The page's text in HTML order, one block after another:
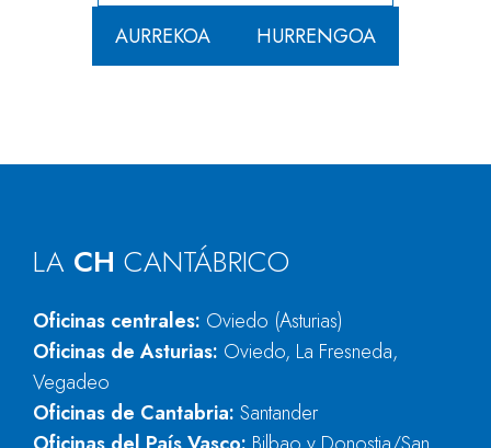
AURREKOA HURRENGOA
LA CH CANTÁBRICO
Oficinas centrales: Oviedo (Asturias)
Oficinas de Asturias: Oviedo, La Fresneda,
Vegadeo
Oficinas de Cantabria: Santander